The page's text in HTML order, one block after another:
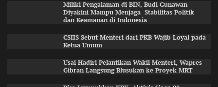
Miliki Pengalaman di BIN, Budi Gunawan
Diyakini Mampu Menjaga Stabilitas Politik
dan Keamanan di Indonesia
CSIIS Sebut Menteri dari PKB Wajib Loyal pada
Ketua Umum
Usai Hadiri Pelantikan Wakil Menteri, Wapres
Gibran Langsung Blusukan ke Proyek MRT